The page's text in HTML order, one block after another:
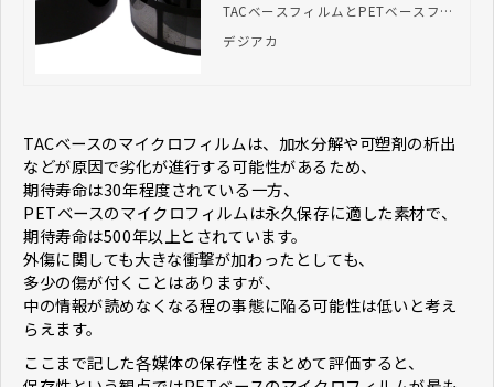
TACベースフィルムとPETベースフィ
します。
デジアカ
TACベースのマイクロフィルムは、加水分解や可塑剤の析出
などが原因で劣化が進行する可能性があるため、
期待寿命は30年程度されている一方、
PETベースのマイクロフィルムは永久保存に適した素材で、
期待寿命は500年以上とされています。
外傷に関しても大きな衝撃が加わったとしても、
多少の傷が付くことはありますが、
中の情報が読めなくなる程の事態に陥る可能性は低いと考え
らえます。
ここまで記した各媒体の保存性をまとめて評価すると、